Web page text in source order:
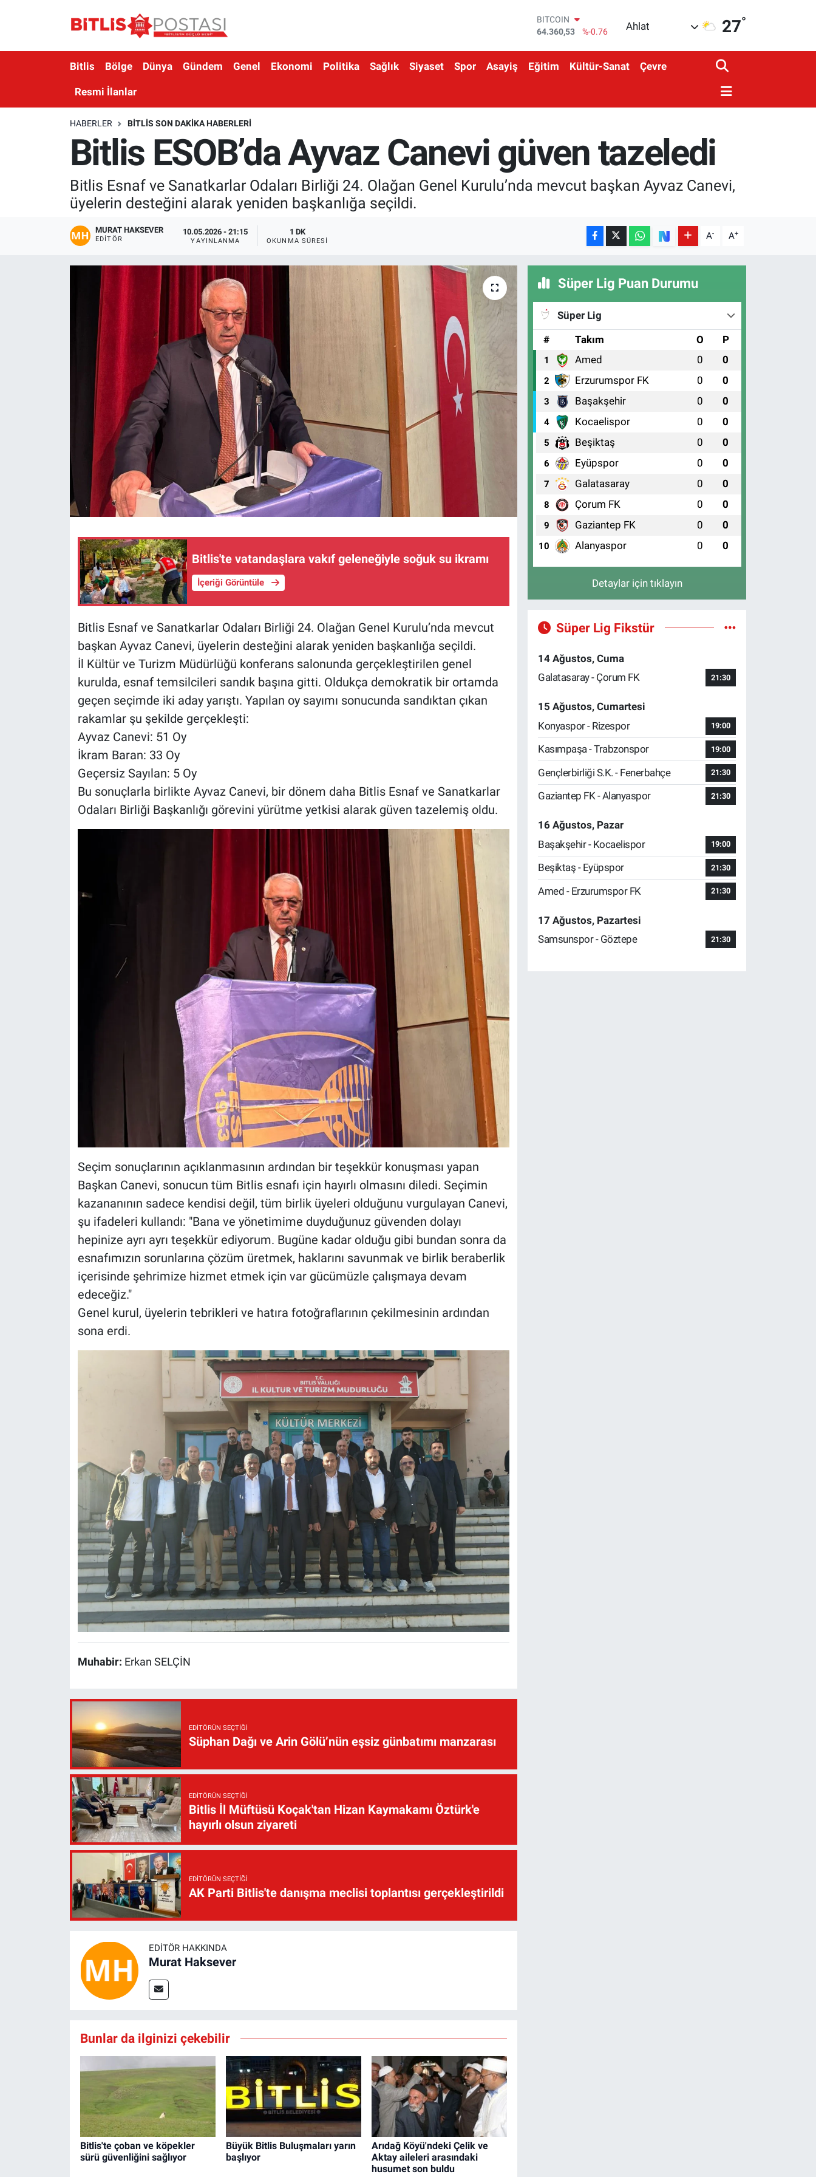
DOLAR
47,7069
%0.17
STERLİN
64.360,53
%-0.76
Ahlat 27°
Bitlis Bölge Dünya Gündem Genel Ekonomi Politika Sağlık Siyaset Spor Asayiş Eğitim Kültür-Sanat Çevre
Resmi İlanlar
HABERLER BITLIS SON DAKIKA HABERLERI
Bitlis ESOB’da Ayvaz Canevi güven tazeledi
Bitlis Esnaf ve Sanatkarlar Odaları Birliği 24. Olağan Genel Kurulu’nda mevcut başkan Ayvaz Canevi,
üyelerin desteğini alarak yeniden başkanlığa seçildi.
MURAT HAKSEVER
EDITÖR
10.05.2026 - 21:15
YAYINLANMA
1 DK
OKUNMA SÜRESI A- A+
Bitlis'te vatandaşlara vakıf geleneğiyle soğuk su ikramı
İçeriği Görüntüle
Bitlis Esnaf ve Sanatkarlar Odaları Birliği 24. Olağan Genel Kurulu’nda mevcut
başkan Ayvaz Canevi, üyelerin desteğini alarak yeniden başkanlığa seçildi.
İl Kültür ve Turizm Müdürlüğü konferans salonunda gerçekleştirilen genel
kurulda, esnaf temsilcileri sandık başına gitti. Oldukça demokratik bir ortamda
geçen seçimde iki aday yarıştı. Yapılan oy sayımı sonucunda sandıktan çıkan
rakamlar şu şekilde gerçekleşti:
Ayvaz Canevi: 51 Oy
İkram Baran: 33 Oy
Geçersiz Sayılan: 5 Oy
Bu sonuçlarla birlikte Ayvaz Canevi, bir dönem daha Bitlis Esnaf ve Sanatkarlar
Odaları Birliği Başkanlığı görevini yürütme yetkisi alarak güven tazelemiş oldu.
Seçim sonuçlarının açıklanmasının ardından bir teşekkür konuşması yapan
Başkan Canevi, sonucun tüm Bitlis esnafı için hayırlı olmasını diledi. Seçimin
kazananının sadece kendisi değil, tüm birlik üyeleri olduğunu vurgulayan Canevi,
şu ifadeleri kullandı: "Bana ve yönetimime duyduğunuz güvenden dolayı
hepinize ayrı ayrı teşekkür ediyorum. Bugüne kadar olduğu gibi bundan sonra da
esnafımızın sorunlarına çözüm üretmek, haklarını savunmak ve birlik beraberlik
içerisinde şehrimize hizmet etmek için var gücümüzle çalışmaya devam
edeceğiz."
Genel kurul, üyelerin tebrikleri ve hatıra fotoğraflarının çekilmesinin ardından
sona erdi.
Muhabir: Erkan SELÇİN
EDITÖRÜN SEÇTIĞI
Süphan Dağı ve Arin Gölü’nün eşsiz günbatımı manzarası
EDITÖRÜN SEÇTIĞI
Bitlis İl Müftüsü Koçak'tan Hizan Kaymakamı Öztürk'e
hayırlı olsun ziyareti
EDITÖRÜN SEÇTIĞI
AK Parti Bitlis'te danışma meclisi toplantısı gerçekleştirildi
EDITÖR HAKKINDA
Murat Haksever
Bunlar da ilginizi çekebilir
Bitlis'te çoban ve köpekler
sürü güvenliğini sağlıyor
Büyük Bitlis Buluşmaları yarın
başlıyor
Arıdağ Köyü'ndeki Çelik ve
Aktay aileleri arasındaki
husumet son buldu
Süper Lig Puan Durumu
Süper Lig
#
Takım O P
1 Amed 0 0
2 Erzurumspor FK 0 0
3 Başakşehir 0 0
4 Kocaelispor 0 0
5 Beşiktaş 0 0
6 Eyüpspor 0 0
7 Galatasaray 0 0
8 Çorum FK 0 0
9 Gaziantep FK 0 0
10 Alanyaspor 0 0
Detaylar için tıklayın
Süper Lig Fikstür
14 Ağustos, Cuma
Galatasaray - Çorum FK
21:30
15 Ağustos, Cumartesi
Konyaspor - Rizespor
19:00
Kasımpaşa - Trabzonspor 19:00
Gençlerbirliği S.K. - Fenerbahçe 21:30
Gaziantep FK - Alanyaspor 21:30
16 Ağustos, Pazar
Başakşehir - Kocaelispor
19:00
Beşiktaş - Eyüpspor 21:30
Amed - Erzurumspor FK 21:30
17 Ağustos, Pazartesi
Samsunspor - Göztepe
21:30
Bölge
Ekonomi
Resmi İlanlar
Bitlis Trafik Yoğunluk Haritası
Süper Lig Puan Durumu ve Fikstür
Son Dakika Haberleri
Haber Arşivi